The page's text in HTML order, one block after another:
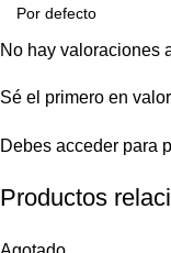
No hay valoraciones
Sé el primero en
Debes acceder para
Productos